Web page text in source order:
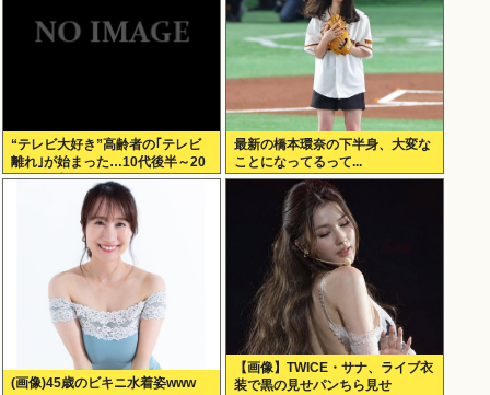
“テレビ大好き”高齢者の｢テレビ
離れ｣が始まった…10代後半～20
代の約7割が”ほぼ見ない”
最新の橋本環奈の下半身、大変な
ことになってるって...
(画像)45歳のビキニ水着姿www
【画像】TWICE・サナ、ライブ衣
装で黒の見せパンちら見せ